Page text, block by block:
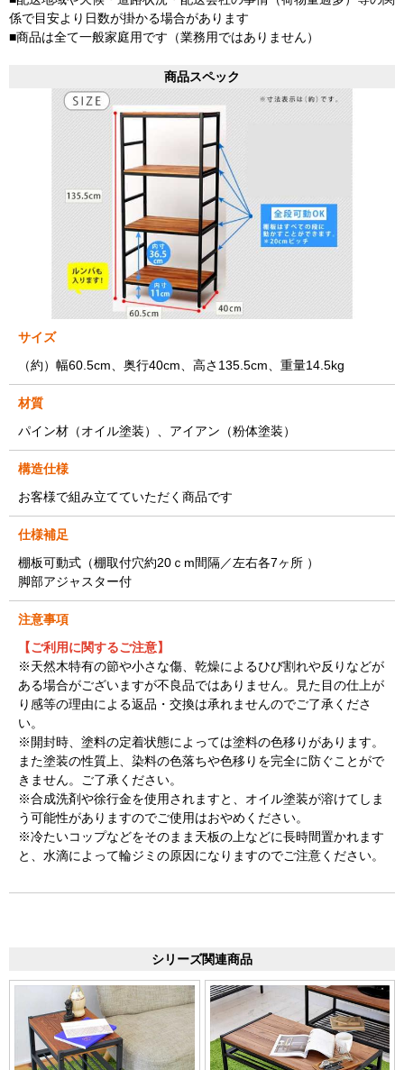
係で目安より日数が掛かる場合があります
■商品は全て一般家庭用です（業務用ではありません）
商品スペック
サイズ
（約）幅60.5cm、奥行40cm、高さ135.5cm、重量14.5kg
材質
パイン材（オイル塗装）、アイアン（粉体塗装）
構造仕様
お客様で組み立てていただく商品です
仕様補足
棚板可動式（棚取付穴約20ｃm間隔／左右各7ヶ所 ）
脚部アジャスター付
注意事項
【ご利用に関するご注意】
※天然木特有の節や小さな傷、乾燥によるひび割れや反りなどが
ある場合がございますが不良品ではありません。見た目の仕上が
り感等の理由による返品・交換は承れませんのでご了承くださ
い。
※開封時、塗料の定着状態によっては塗料の色移りがあります。
また塗装の性質上、染料の色落ちや色移りを完全に防ぐことがで
きません。ご了承ください。
※合成洗剤や徐行金を使用されますと、オイル塗装が溶けてしま
う可能性がありますのでご使用はおやめください。
※冷たいコップなどをそのまま天板の上などに長時間置かれます
と、水滴によって輪ジミの原因になりますのでご注意ください。
シリーズ関連商品